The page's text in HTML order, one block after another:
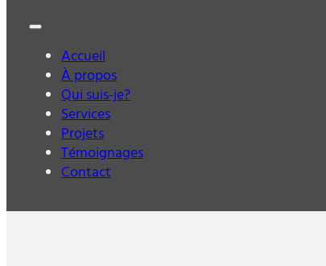
Accueil
À propos
Qui suis-je?
Services
Projets
Témoignages
Contact